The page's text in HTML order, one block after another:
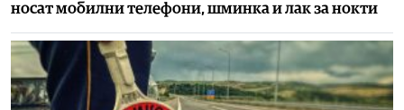
носат мобилни телефони, шминка и лак за нокти